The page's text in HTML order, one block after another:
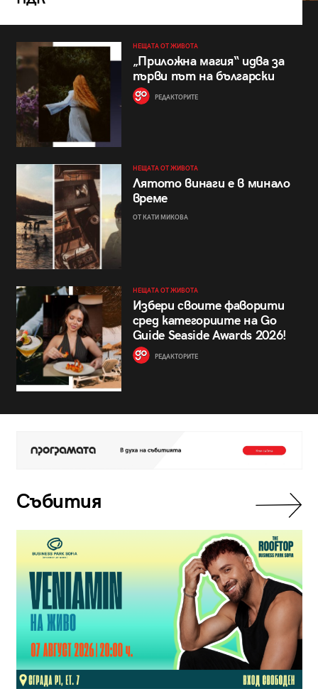
НЕЩАТА ОТ ЖИВОТА
„Приложна магия“ идва за
първи път на български
РЕДАКТОРИТЕ
НЕЩАТА ОТ ЖИВОТА
Лятото винаги е в минало
време
ОТ КАТИ МИКОВА
НЕЩАТА ОТ ЖИВОТА
Избери своите фаворити
сред категориите на Go
Guide Seaside Awards 2026!
РЕДАКТОРИТЕ
Събития